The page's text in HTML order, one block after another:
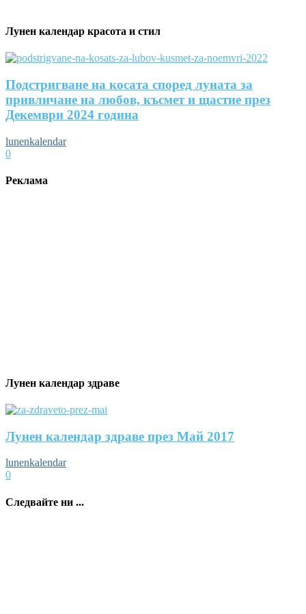
Лунен календар красота и стил
Подстригване на косата според луната за
привличане на любов, късмет и щастие през
Декември 2024 година
lunenkalendar
0
Реклама
Лунен календар здраве
Лунен календар здраве през Май 2017
lunenkalendar
0
Следвайте ни ...